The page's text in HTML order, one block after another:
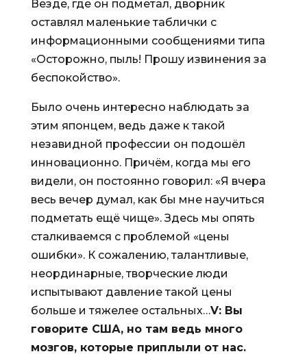
Везде, где он подметал, дворник
оставлял маленькие таблички с
информационными сообщениями типа
«Осторожно, пыль! Прошу извинения за
беспокойство».
Было очень интересно наблюдать за
этим японцем, ведь даже к такой
незавидной профессии он подошёл
инновационно. Причём, когда мы его
видели, он постоянно говорил: «Я вчера
весь вечер думал, как бы мне научиться
подметать ещё чище». Здесь мы опять
сталкиваемся с проблемой «цены
ошибки». К сожалению, талантливые,
неординарные, творческие люди
испытывают давление такой цены
больше и тяжелее остальных…V: Вы
говорите США, но там ведь много
мозгов, которые приплыли от нас.